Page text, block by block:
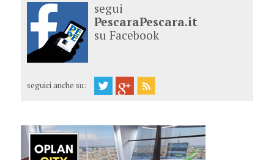
segui
PescaraPescara.it
su Facebook
seguici anche su: